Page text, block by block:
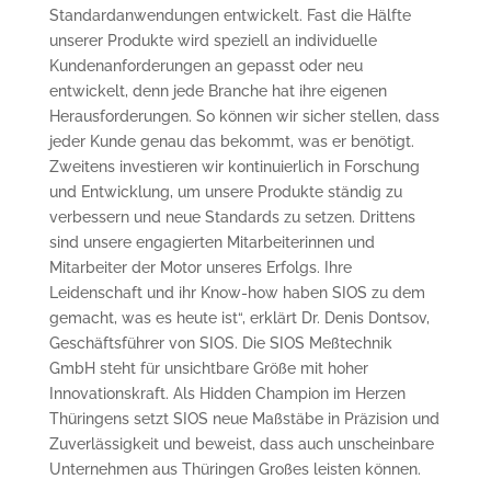
Standardanwendungen entwickelt. Fast die Hälfte
unserer Produkte wird speziell an individuelle
Kundenanforderungen an gepasst oder neu
entwickelt, denn jede Branche hat ihre eigenen
Herausforderungen. So können wir sicher stellen, dass
jeder Kunde genau das bekommt, was er benötigt.
Zweitens investieren wir kontinuierlich in Forschung
und Entwicklung, um unsere Produkte ständig zu
verbessern und neue Standards zu setzen. Drittens
sind unsere engagierten Mitarbeiterinnen und
Mitarbeiter der Motor unseres Erfolgs. Ihre
Leidenschaft und ihr Know-how haben SIOS zu dem
gemacht, was es heute ist“, erklärt Dr. Denis Dontsov,
Geschäftsführer von SIOS. Die SIOS Meßtechnik
GmbH steht für unsichtbare Größe mit hoher
Innovationskraft. Als Hidden Champion im Herzen
Thüringens setzt SIOS neue Maßstäbe in Präzision und
Zuverlässigkeit und beweist, dass auch unscheinbare
Unternehmen aus Thüringen Großes leisten können.